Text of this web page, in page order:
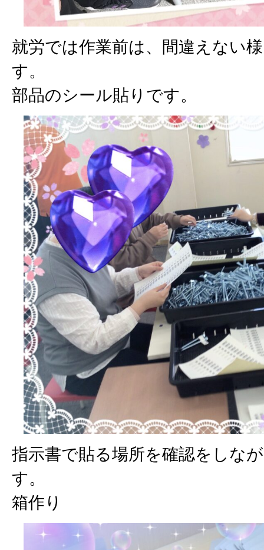
就労では作業前は、間違えない
す。
部品のシール貼りです。
指示書で貼る場所を確認をしな
す。
箱作り